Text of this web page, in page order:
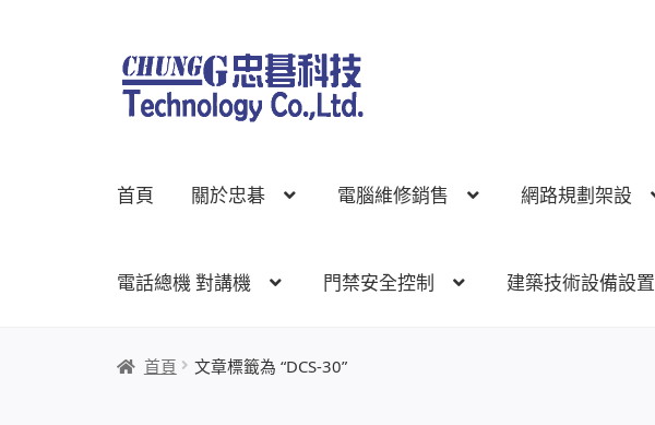
跳
至
導
跳
至
主
容
首頁 關於忠碁 電腦維修銷售 網路規劃架設
電話總機 對講機 門禁安全控制 建築技術設備設置
首頁關於忠碁電腦維修銷售
首頁 文章標籤為 “DCS-30”